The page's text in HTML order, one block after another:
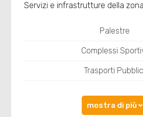
Servizi e infrastrutture della zona
Palestre
Complessi
Trasporti
mostra di più